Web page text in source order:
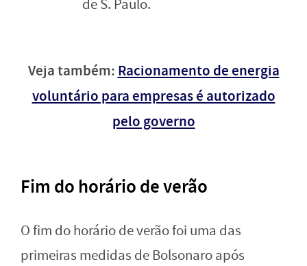
de S. Paulo.
Veja também: Racionamento de energia
voluntário para empresas é autorizado
pelo governo
Fim do horário de verão
O fim do horário de verão foi uma das
primeiras medidas de Bolsonaro após